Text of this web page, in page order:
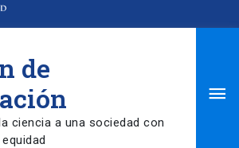
de
ciencia a una sociedad con